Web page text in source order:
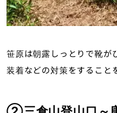
笹原は朝露しっとりで靴が
装着などの対策をすること